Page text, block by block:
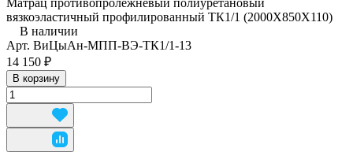
Матрац противопролежневый полиуретановый
вязкоэластичный профилированный ТК1/1 (2000Х850Х110)
В наличии
Арт. ВиЦыАн-МПП-ВЭ-ТК1/1-13
14 150 ₽
В корзину